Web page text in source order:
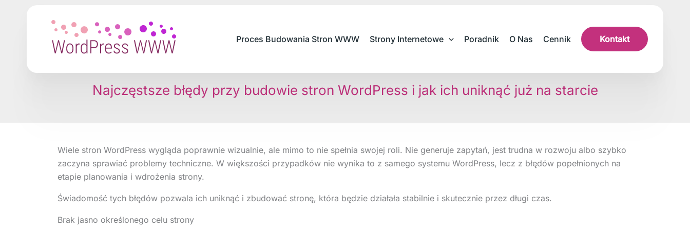
Proces Budowania Stron WWW Strony Internetowe Poradnik O Nas Cennik Kontakt
Najczęstsze błędy przy budowie stron WordPress i jak ich uniknąć już na starcie
Wiele stron WordPress wygląda poprawnie wizualnie, ale mimo to nie spełnia swojej roli. Nie generuje zapytań, jest trudna w rozwoju albo szybko
zaczyna sprawiać problemy techniczne. W większości przypadków nie wynika to z samego systemu WordPress, lecz z błędów popełnionych na
etapie planowania i wdrożenia strony.
Świadomość tych błędów pozwala ich uniknąć i zbudować stronę, która będzie działała stabilnie i skutecznie przez długi czas.
Brak jasno określonego celu strony